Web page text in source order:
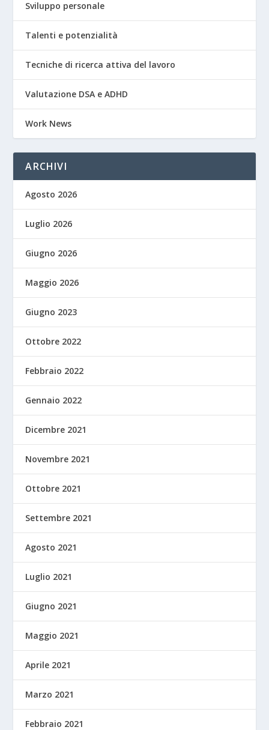
Sviluppo personale
Talenti e potenzialità
Tecniche di ricerca attiva del lavoro
Valutazione DSA e ADHD
Work News
ARCHIVI
Agosto 2026
Luglio 2026
Giugno 2026
Maggio 2026
Giugno 2023
Ottobre 2022
Febbraio 2022
Gennaio 2022
Dicembre 2021
Novembre 2021
Ottobre 2021
Settembre 2021
Agosto 2021
Luglio 2021
Giugno 2021
Maggio 2021
Aprile 2021
Marzo 2021
Febbraio 2021